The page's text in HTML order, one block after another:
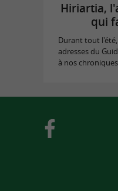
Hiriartia,
qui
Durant tout
adresses du
à nos